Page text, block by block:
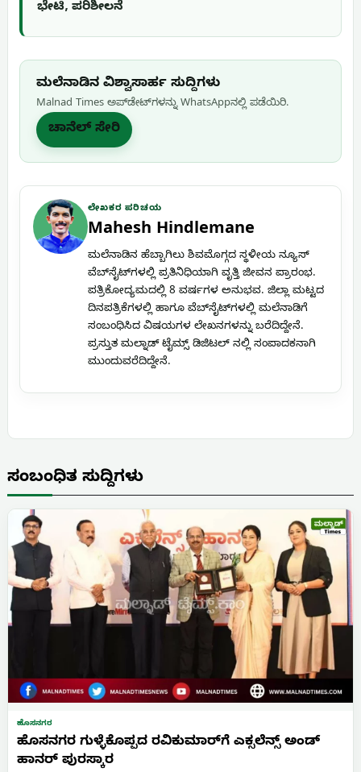
ಭೇಟಿ, ಪರಿಶೀಲನೆ
ಮಲೆನಾಡಿನ ವಿಶ್ವಾಸಾರ್ಹ ಸುದ್ದಿಗಳು
Malnad Times ಅಪ್‌ಡೇಟ್‌ಗಳನ್ನು WhatsApp‌ನಲ್ಲಿ ಪಡೆಯಿರಿ.
ಚಾನೆಲ್ ಸೇರಿ
ಲೇಖಕರ ಪರಿಚಯ
Mahesh Hindlemane
ಮಲೆನಾಡಿನ ಹೆಬ್ಬಾಗಿಲು ಶಿವಮೊಗ್ಗದ ಸ್ಥಳೀಯ ನ್ಯೂಸ್
ವೆಬ್‌ಸೈಟ್‌ಗಳಲ್ಲಿ ಪ್ರತಿನಿಧಿಯಾಗಿ ವೃತ್ತಿ ಜೀವನ ಪ್ರಾರಂಭ.
ಪತ್ರಿಕೋದ್ಯಮದಲ್ಲಿ 8 ವರ್ಷಗಳ ಅನುಭವ. ಜಿಲ್ಲಾ ಮಟ್ಟದ
ದಿನಪತ್ರಿಕೆಗಳಲ್ಲಿ ಹಾಗೂ ವೆಬ್‌ಸೈಟ್‌ಗಳಲ್ಲಿ ಮಲೆನಾಡಿಗೆ
ಸಂಬಂಧಿಸಿದ ವಿಷಯಗಳ ಲೇಖನಗಳನ್ನು ಬರೆದಿದ್ದೇನೆ.
ಪ್ರಸ್ತುತ ಮಲ್ನಾಡ್ ಟೈಮ್ಸ್ ಡಿಜಿಟಲ್ ನಲ್ಲಿ ಸಂಪಾದಕನಾಗಿ
ಮುಂದುವರೆದಿದ್ದೇನೆ.
ಸಂಬಂಧಿತ ಸುದ್ದಿಗಳು
ಹೊಸನಗರ
ಹೊಸನಗರ ಗುಳ್ಳೆಕೊಪ್ಪದ ರವಿಕುಮಾರ್‌ಗೆ ಎಕ್ಸಲೆನ್ಸ್ ಅಂಡ್
ಹಾನರ್ ಪುರಸ್ಕಾರ